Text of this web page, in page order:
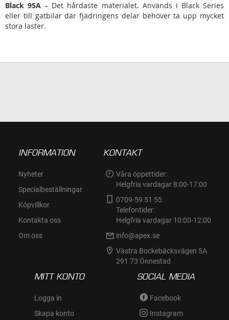
Black 95A – Det hårdaste materialet. Används i Black Series
eller till gatbilar där fjädringens delar behöver ta upp mycket
stora laster.
INFORMATION
Nyheter
Specialbeställningar
Köpvillkor
Kontakta oss
Om oss
KONTAKT
Våra öppettider:
Helgfria vardagar 8:00-17:00
0709-59 51 55
Telefontider:
Helgfria vardagar 10:00-12:00
info@apex.se
Västra Bockebäcksvägen 5A
291 73 Önnestad
MITT KONTO
Logga in
Skapa konto
SOCIAL MEDIA
Facebook
Instagram